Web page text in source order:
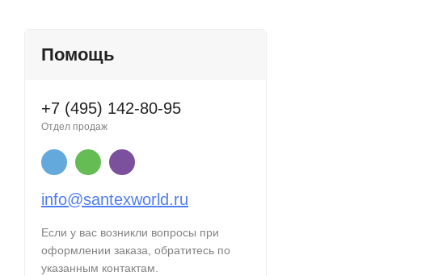
Помощь
+7 (495) 142-80-95
Отдел продаж
info@santexworld.ru
Если у вас возникли вопросы при
оформлении заказа, обратитесь по
указанным контактам.